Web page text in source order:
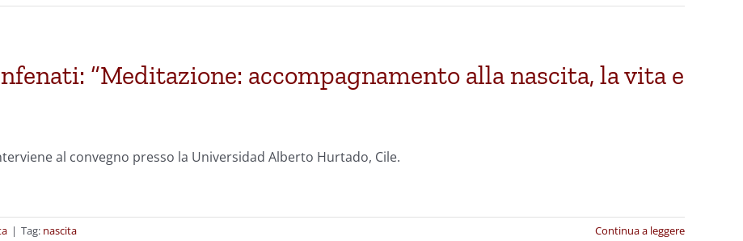
“Meditazione: accompagnamento alla nascita, la vita e
al convegno presso la Universidad Alberto Hurtado, Cile.
| Tag: nascita Continua a leggere